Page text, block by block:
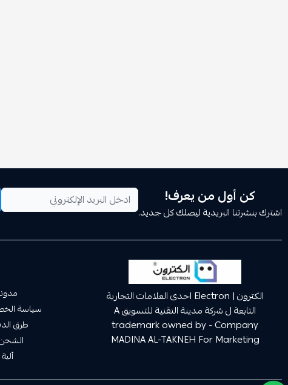
كن أول من يعرف!
اشترك بنشرتنا البريدية ليصلك كل جديد.
الكترون | Electron احدى العلامات التجارية
التابعة ل شركة مدينة التقنية للتسويق A
trademark owned by - Company
MADINA AL-TAKNEH For Marketing
سياسة
طرق